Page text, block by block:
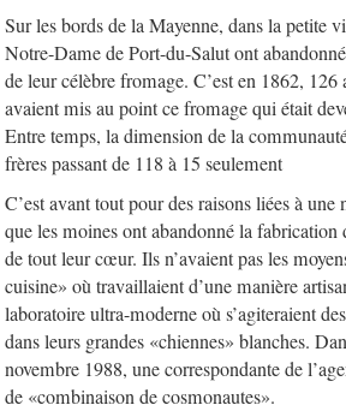
Sur les bords de la Mayenne, dans la petite
Notre-Dame de Port-du-Salut ont
de leur célèbre fromage. C’est en 1862,
avaient mis au point ce fromage qui était
Entre temps, la dimension de la
frères passant de 118 à 15 seulement
C’est avant tout pour des raisons liées à
que les moines ont abandonné la
de tout leur cœur. Ils n’avaient pas les
cuisine» où travaillaient d’une manière
laboratoire ultra-moderne où s’agiteraient
dans leurs grandes «chiennes» blanches.
novembre 1988, une correspondante de
de «combinaison de cosmonautes».